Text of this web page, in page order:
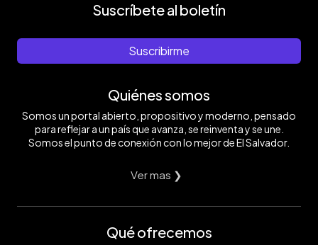
Suscríbete al boletín
Suscribirme
Quiénes somos
Somos un portal abierto, propositivo y moderno, pensado
para reflejar a un país que avanza, se reinventa y se une.
Somos el punto de conexión con lo mejor de El Salvador.
Ver mas ❯
Qué ofrecemos